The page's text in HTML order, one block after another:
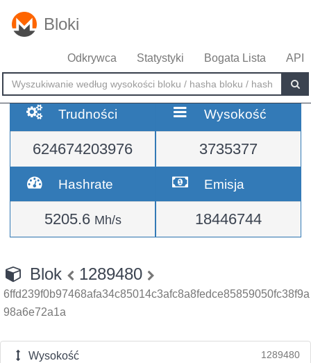
Bloki
Odkrywca Statystyki Bogata Lista API
Trudności
624674203976
Wysokość
3735377
Hashrate
5205.6 Mh/s
Emisja
18446744
Blok 1289480
6ffd239f0b97468afa34c85014c3afc8a8fedce85859050fc38f9a
98a6e72a1a
Wysokość 1289480